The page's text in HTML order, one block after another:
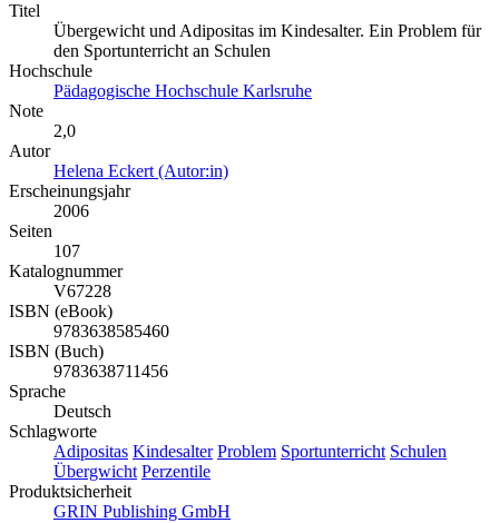
Titel
Übergewicht und Adipositas im Kindesalter. Ein Problem für
den Sportunterricht an Schulen
Hochschule
Pädagogische Hochschule Karlsruhe
Note
2,0
Autor
Helena Eckert (Autor:in)
Erscheinungsjahr
2006
Seiten
107
Katalognummer
V67228
ISBN (eBook)
9783638585460
ISBN (Buch)
9783638711456
Sprache
Deutsch
Schlagworte
Adipositas Kindesalter Problem Sportunterricht Schulen
Übergwicht Perzentile
Produktsicherheit
GRIN Publishing GmbH